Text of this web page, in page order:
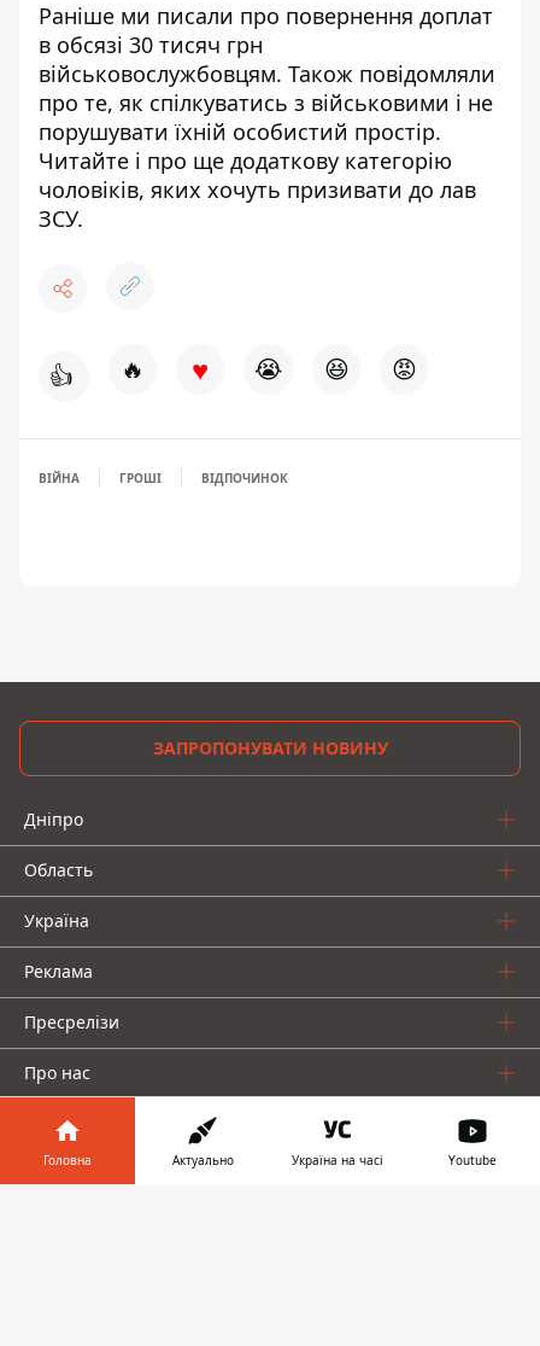
Раніше ми писали про повернення доплат
в обсязі 30 тисяч грн
військовослужбовцям. Також повідомляли
про те, як спілкуватись з військовими і не
порушувати їхній особистий простір.
Читайте і про ще додаткову категорію
чоловіків, яких хочуть призивати до лав
ЗСУ.
👍 🔥 ♥ 😭 😆 😡
ВІЙНА ГРОШІ ВІДПОЧИНОК
ЗАПРОПОНУВАТИ НОВИНУ
Дніпро
Область
Україна
Реклама
Пресрелізи
Про нас
Головна Актуально Україна на часі Youtube